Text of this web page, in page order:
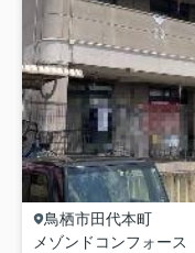
鳥栖市田代本町
メゾンドコンフォー